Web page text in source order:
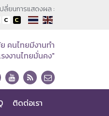
ลี่ยนการแสดงผล :
คนไทยมีงานทำ
งงานไทยมั่นคง"
ติดต่อเรา